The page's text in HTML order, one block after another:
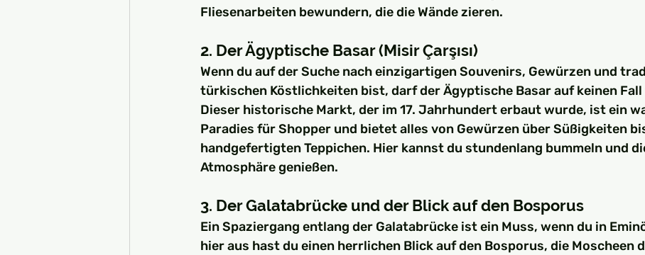
Fliesenarbeiten bewundern, die die Wände zieren.
2. Der Ägyptische Basar (Misir Çarşısı)
Wenn du auf der Suche nach einzigartigen Souvenirs, Gewürzen und
türkischen Köstlichkeiten bist, darf der Ägyptische Basar auf keinen Fall
Dieser historische Markt, der im 17. Jahrhundert erbaut wurde, ist ein
Paradies für Shopper und bietet alles von Gewürzen über Süßigkeiten
handgefertigten Teppichen. Hier kannst du stundenlang bummeln und
Atmosphäre genießen.
3. Der Galatabrücke und der Blick auf den Bosporus
Ein Spaziergang entlang der Galatabrücke ist ein Muss, wenn du in
hier aus hast du einen herrlichen Blick auf den Bosporus, die Moscheen